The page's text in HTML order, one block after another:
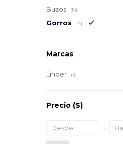
Buzos (15)
Gorros (4)
Marcas
Linder (4)
Precio ($)